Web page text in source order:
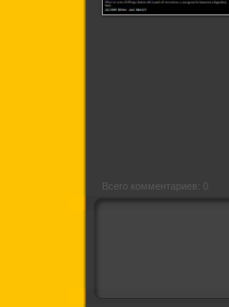
Всего комментариев: 0